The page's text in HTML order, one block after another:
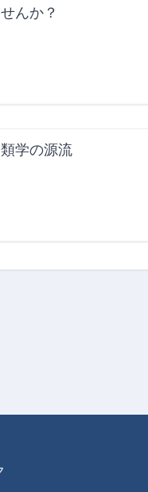
んか？
学の源流